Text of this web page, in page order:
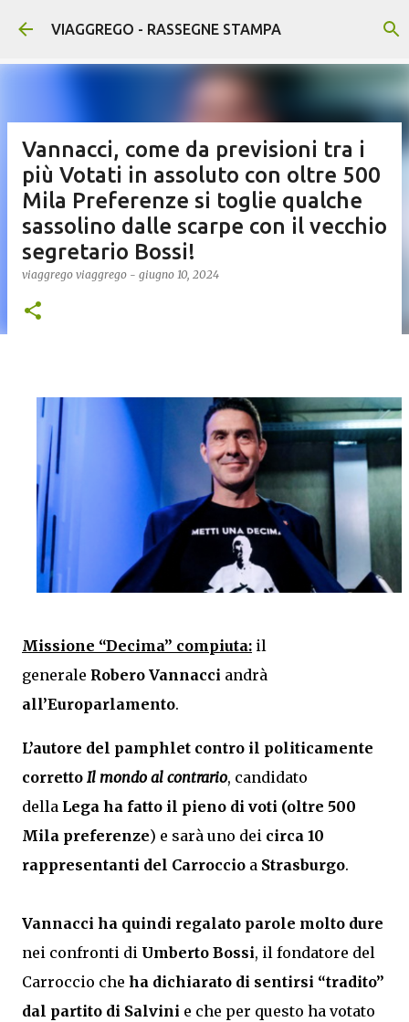
Passa ai contenuti principali
VIAGGREGO - RASSEGNE STAMPA
Vannacci, come da previsioni tra i
più Votati in assoluto con oltre 500
Mila Preferenze si toglie qualche
sassolino dalle scarpe con il vecchio
segretario Bossi!
viaggrego viaggrego - giugno 10, 2024
Missione “Decima” compiuta: il
generale Robero Vannacci andrà
all’Europarlamento.
L’autore del pamphlet contro il politicamente
corretto Il mondo al contrario, candidato
della Lega ha fatto il pieno di voti (oltre 500
Mila preferenze) e sarà uno dei circa 10
rappresentanti del Carroccio a Strasburgo.
Vannacci ha quindi regalato parole molto dure
nei confronti di Umberto Bossi, il fondatore del
Carroccio che ha dichiarato di sentirsi “tradito”
dal partito di Salvini e che per questo ha votato